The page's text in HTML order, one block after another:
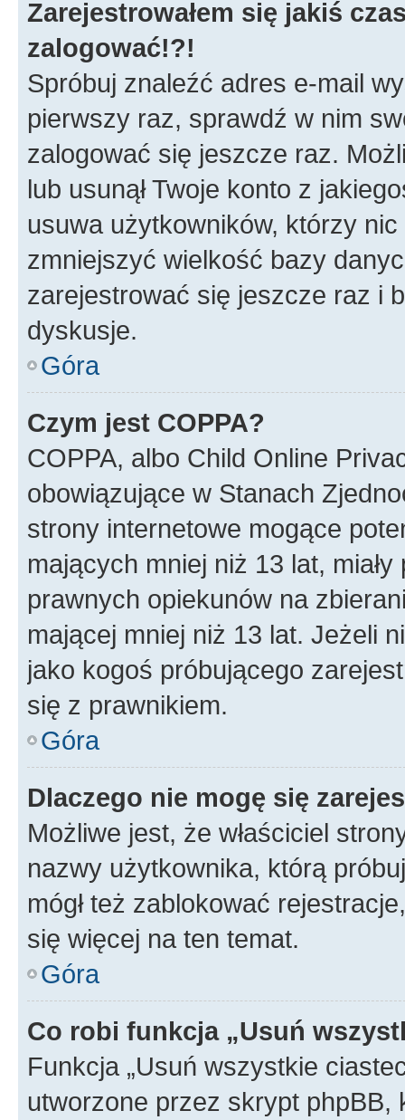
Zarejestrowałem się jakiś
zalogować!?!
Spróbuj znaleźć adres e-mail
pierwszy raz, sprawdź w nim
zalogować się jeszcze raz.
lub usunął Twoje konto z
usuwa użytkowników, którzy
zmniejszyć wielkość bazy
zarejestrować się jeszcze raz i
dyskusje.
Góra
Czym jest COPPA?
COPPA, albo Child Online
obowiązujące w Stanach
strony internetowe mogące
mających mniej niż 13 lat,
prawnych opiekunów na
mającej mniej niż 13 lat. Jeżeli
jako kogoś próbującego
się z prawnikiem.
Góra
Dlaczego nie mogę się
Możliwe jest, że właściciel
nazwy użytkownika, którą
mógł też zablokować
się więcej na ten temat.
Góra
Co robi funkcja „Usuń
Funkcja „Usuń wszystkie
utworzone przez skrypt